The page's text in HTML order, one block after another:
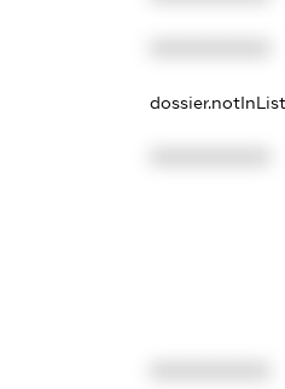
dossier.notInList